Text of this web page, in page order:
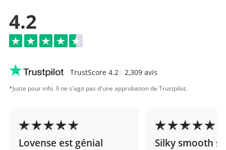
4.2
TrustScore 4.2 | 2,309 avis
*Juste pour info. Il ne s'agit pas d'une approbation de Trustpilot.
Lovense est génial Silky smooth